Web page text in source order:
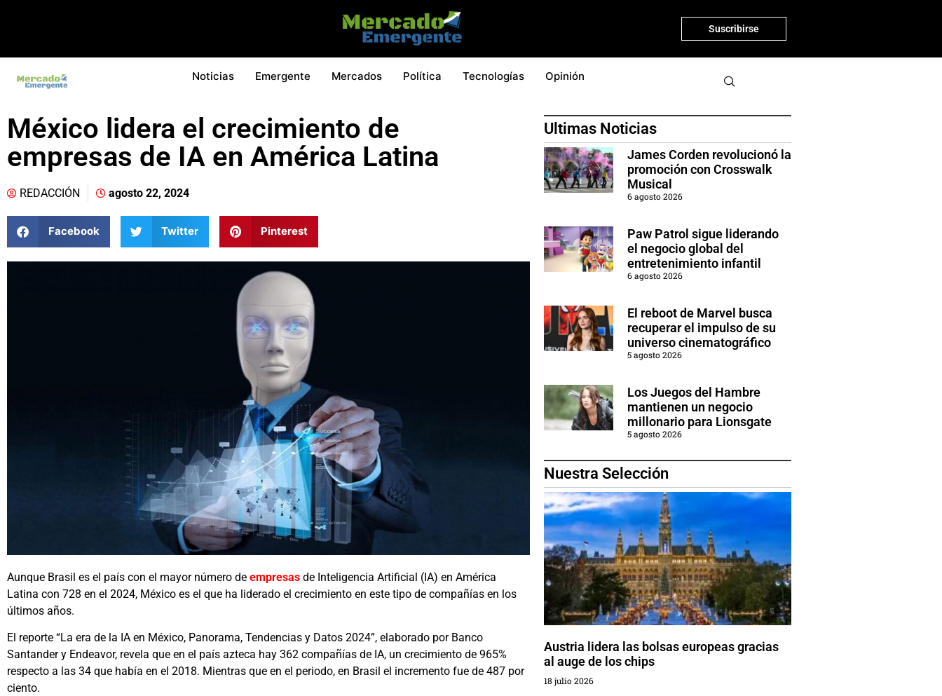
Suscribirse
Noticias Emergente Mercados Política Tecnologías Opinión
México lidera el crecimiento de
empresas de IA en América Latina
REDACCIÓN agosto 22, 2024
Facebook Twitter Pinterest
Aunque Brasil es el país con el mayor número de empresas de Inteligencia Artificial (IA) en América
Latina con 728 en el 2024, México es el que ha liderado el crecimiento en este tipo de compañías en los
últimos años.
El reporte “La era de la IA en México, Panorama, Tendencias y Datos 2024”, elaborado por Banco
Santander y Endeavor, revela que en el país azteca hay 362 compañías de IA, un crecimiento de 965%
respecto a las 34 que había en el 2018. Mientras que en el periodo, en Brasil el incremento fue de 487 por
ciento.
Ultimas Noticias
James Corden revolucionó la
promoción con Crosswalk
Musical
6 agosto 2026
Paw Patrol sigue liderando
el negocio global del
entretenimiento infantil
6 agosto 2026
El reboot de Marvel busca
recuperar el impulso de su
universo cinematográfico
5 agosto 2026
Los Juegos del Hambre
mantienen un negocio
millonario para Lionsgate
5 agosto 2026
Nuestra Selección
Austria lidera las bolsas europeas gracias
al auge de los chips
18 julio 2026